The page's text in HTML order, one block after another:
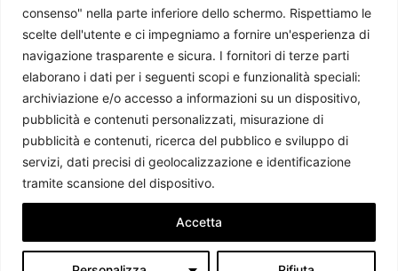
consenso" nella parte inferiore dello schermo. Rispettiamo le
scelte dell'utente e ci impegniamo a fornire un'esperienza di
navigazione trasparente e sicura. I fornitori di terze parti
elaborano i dati per i seguenti scopi e funzionalità speciali:
archiviazione e/o accesso a informazioni su un dispositivo,
pubblicità e contenuti personalizzati, misurazione di
pubblicità e contenuti, ricerca del pubblico e sviluppo di
servizi, dati precisi di geolocalizzazione e identificazione
tramite scansione del dispositivo.
Accetta
Regno Unito: il Primo Ministro laburista Keir Starmer
annuncia le proprie dimissioni
Giorgio Fioravanti 25 Giugno 2026